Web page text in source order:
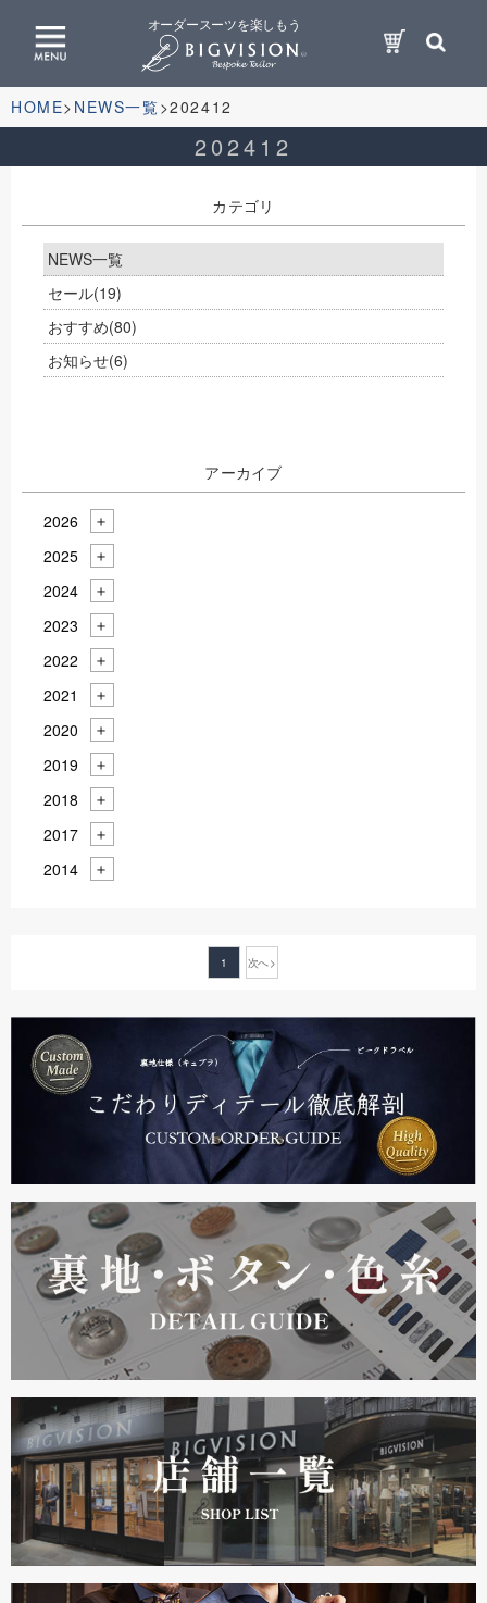
オーダースーツを楽しもう
HOME NEWS一覧 202412
202412
カテゴリ
NEWS一覧
セール(19)
おすすめ(80)
お知らせ(6)
アーカイブ
2026
2025
2024
2023
2022
2021
2020
2019
2018
2017
2014
1 次へ >